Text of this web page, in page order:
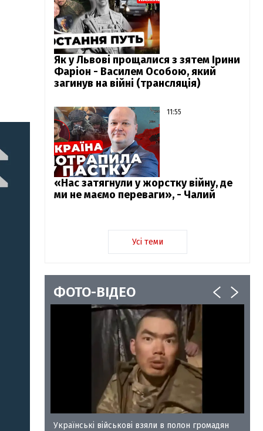
Як у Львові прощалися з зятем Ірини
Фаріон - Василем Особою, який
загинув на війні (трансляція)
11:55
«Нас затягнули у жорстку війну, де
ми не маємо переваги», - Чалий
Усі теми
ФОТО-ВІДЕО
Українські військові взяли в полон громадян